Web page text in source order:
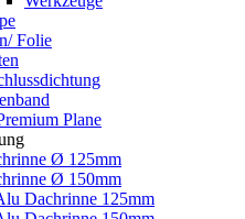
Folie
Plane
Ø 125mm
Ø 150mm
Dachrinne 125mm